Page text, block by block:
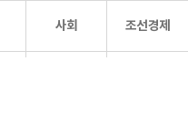
사회 조선경제